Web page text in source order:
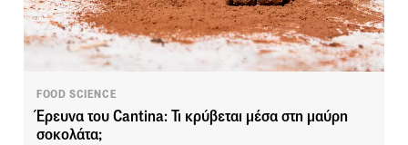
FOOD SCIENCE
Έρευνα του Cantina: Τι κρύβεται μέσα στη μαύρη
σοκολάτα;